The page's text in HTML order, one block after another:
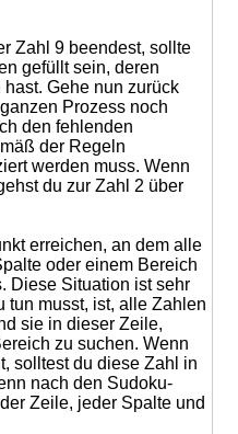
Zahl 9 beendest, sollte
gefüllt sein, deren
Gehe nun zurück
Prozess noch
den fehlenden
der Regeln
werden muss. Wenn
du zur Zahl 2 über
erreichen, an dem alle
oder einem Bereich
Diese Situation ist sehr
tun musst, ist, alle Zahlen
sie in dieser Zeile,
zu suchen. Wenn
solltest du diese Zahl in
nach den Sudoku-
Zeile, jeder Spalte und